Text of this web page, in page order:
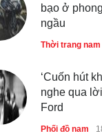
bạo ở
ngầu
Thời trang nam
‘Cuốn hút
nghe qua
Ford
Phối đồ nam